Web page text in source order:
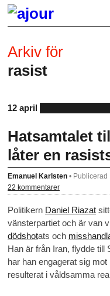
Arkiv för
rasist
12 april
Hatsamtalet
låter en
Emanuel Karlsten • Publicerad
22 kommentarer
Politikern Daniel Riazat
vänsterpartiet och är van
dödshotats och
Han är från Iran, flydde till
har han engagerat sig
resulterat i våldsamma